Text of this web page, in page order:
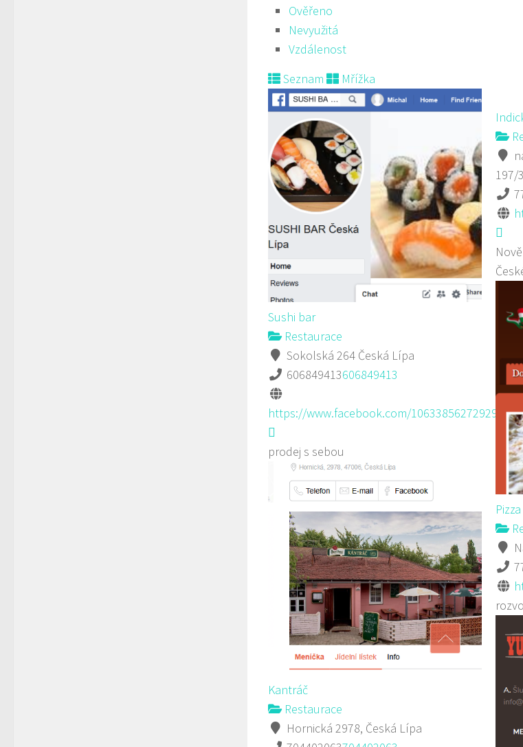
Ověřeno
Nevyužitá
Vzdálenost
Seznam
Mřížka
Sushi bar
Restaurace
Sokolská 264 Česká Lípa
606849413606849413
https://www.facebook.com/106338562729293/
prodej s sebou
197/
Kantráč
Restaurace
Hornická 2978, Česká Lípa